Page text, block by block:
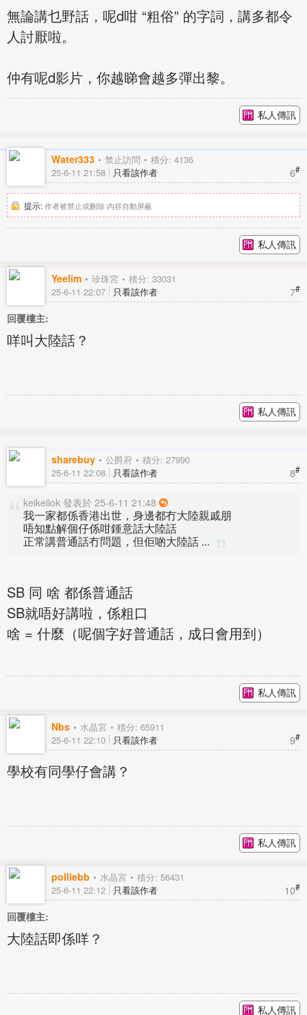
無論講乜野話，呢d咁 “粗俗” 的字詞，講多都令
人討厭啦。
仲有呢d影片，你越睇會越多彈出黎。
私人傳訊
Water333 禁止訪問 積分: 4136
6#
25-6-11 21:58 只看該作者
提示: 作者被禁止或刪除 內容自動屏蔽
私人傳訊
Yeelim 珍珠宮 積分: 33031
7#
25-6-11 22:07 只看該作者
回覆樓主:
咩叫大陸話？
私人傳訊
sharebuy 公爵府 積分: 27990
8#
25-6-11 22:08 只看該作者
keikeilok 發表於 25-6-11 21:48
我一家都係香港出世，身邊都冇大陸親戚朋
唔知點解個仔係咁鍾意話大陸話
正常講普通話冇問題，但佢啲大陸話 ...
SB 同 啥 都係普通話
SB就唔好講啦，係粗口
啥 = 什麼（呢個字好普通話，成日會用到）
私人傳訊
Nbs 水晶宮 積分: 65911
9#
25-6-11 22:10 只看該作者
學校有同學仔會講？
私人傳訊
polliebb 水晶宮 積分: 56431
10#
25-6-11 22:12 只看該作者
回覆樓主:
大陸話即係咩？
私人傳訊